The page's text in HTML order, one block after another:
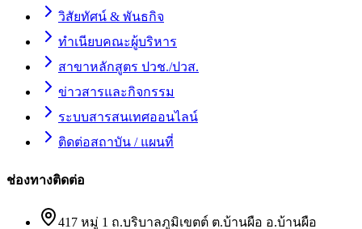
วิสัยทัศน์ & พันธกิจ
ทำเนียบคณะผู้บริหาร
สาขาหลักสูตร ปวช./ปวส.
ข่าวสารและกิจกรรม
ระบบสารสนเทศออนไลน์
ติดต่อสถาบัน / แผนที่
ช่องทางติดต่อ
417 หมู่ 1 ถ.บริบาลภูมิเขตต์ ต.บ้านผือ อ.บ้านผือ